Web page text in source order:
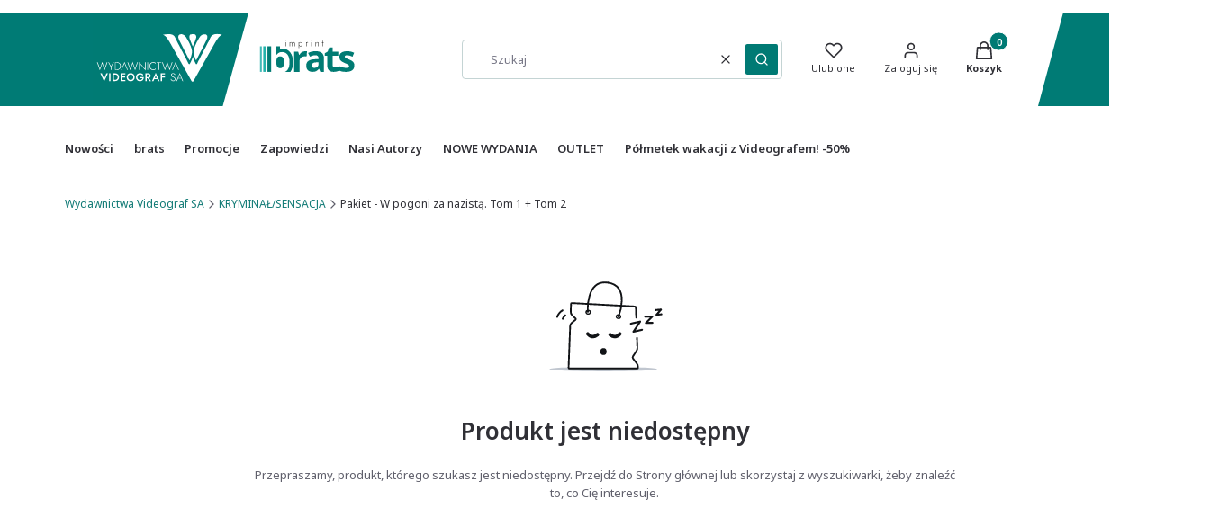
WyczyśćSzukaj Ulubione Zaloguj się
Produkty w koszyku: 0. Zobacz
Koszyk
Nowości brats Promocje Zapowiedzi Nasi Autorzy NOWE WYDANIA OUTLET Półmetek wakacji z Videografem! -50%
Wydawnictwa Videograf SA KRYMINAŁ/SENSACJA Pakiet - W pogoni za nazistą. Tom 1 + Tom 2
Produkt jest niedostępny
Przepraszamy, produkt, którego szukasz jest niedostępny. Przejdź do Strony głównej lub skorzystaj z wyszukiwarki, żeby znaleźć
to, co Cię interesuje.